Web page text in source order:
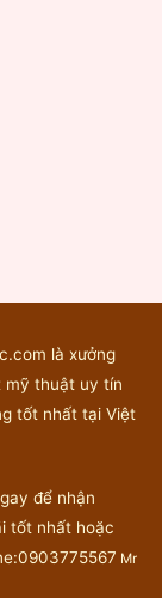
là xưởng
mỹ thuật uy tín
tốt nhất tại Việt
để nhận
tốt nhất hoặc
Mr